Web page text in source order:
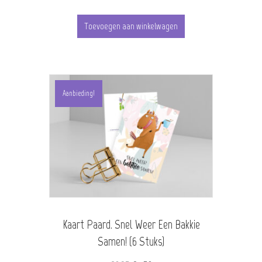
Toevoegen aan winkelwagen
Aanbieding!
Kaart Paard. Snel Weer Een Bakkie
Samen! (6 Stuks)